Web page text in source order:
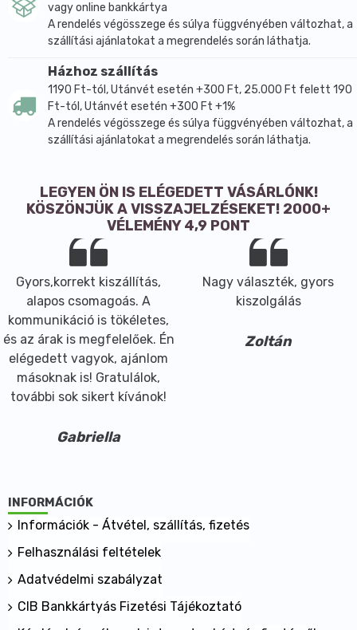
vagy online bankkártya
A rendelés végösszege és súlya függvényében változhat, a
szállítási ajánlatokat a megrendelés során láthatja.
Házhoz szállítás
1190 Ft-tól, Utánvét esetén +300 Ft, 25.000 Ft felett 190
Ft-tól, Utánvét esetén +300 Ft +1%
A rendelés végösszege és súlya függvényében változhat, a
szállítási ajánlatokat a megrendelés során láthatja.
LEGYEN ÖN IS ELÉGEDETT VÁSÁRLÓNK!
KÖSZÖNJÜK A VISSZAJELZÉSEKET! 2000+
VÉLEMÉNY 4,9 PONT
Gyors,korrekt kiszállítás,
alapos csomagoás. A
kommunikáció is tökéletes,
és az árak is megfelelőek. Én
elégedett vagyok, ajánlom
másoknak is! Gratulálok,
további sok sikert kívánok!
Gabriella
Nagy választék, gyors
kiszolgálás
Zoltán
INFORMÁCIÓK
Információk - Átvétel, szállítás, fizetés
Felhasználási feltételek
Adatvédelmi szabályzat
CIB Bankkártyás Fizetési Tájékoztató